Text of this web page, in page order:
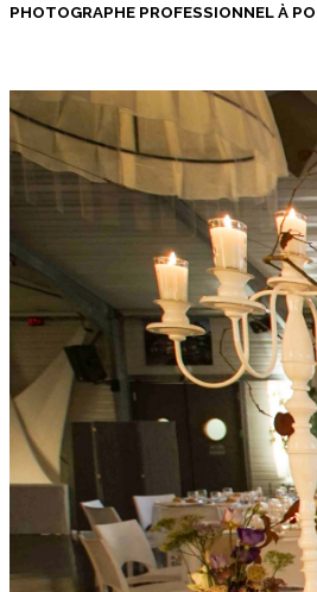
PHOTOGRAPHE PROFESSIONNEL À